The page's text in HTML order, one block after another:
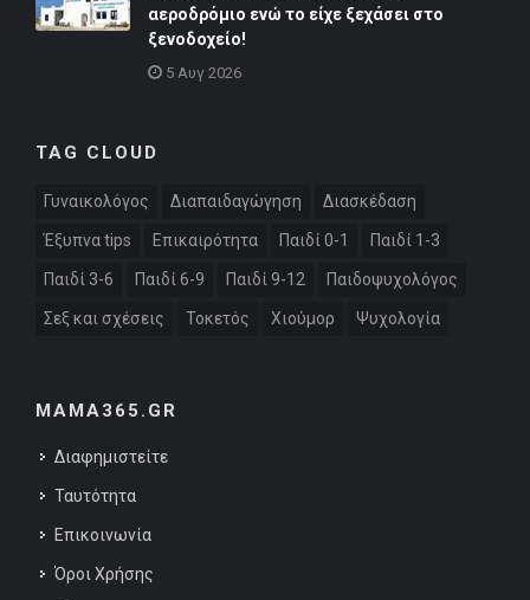
αεροδρόμιο ενώ το είχε ξεχάσει στο
ξενοδοχείο!
5 Αυγ 2026
TAG CLOUD
Γυναικολόγος Διαπαιδαγώγηση Διασκέδαση
Έξυπνα tips Επικαιρότητα Παιδί 0-1 Παιδί 1-3
Παιδί 3-6 Παιδί 6-9 Παιδί 9-12 Παιδοψυχολόγος
Σεξ και σχέσεις Τοκετός Χιούμορ Ψυχολογία
MAMA365.GR
Διαφημιστείτε
Ταυτότητα
Επικοινωνία
Όροι Χρήσης